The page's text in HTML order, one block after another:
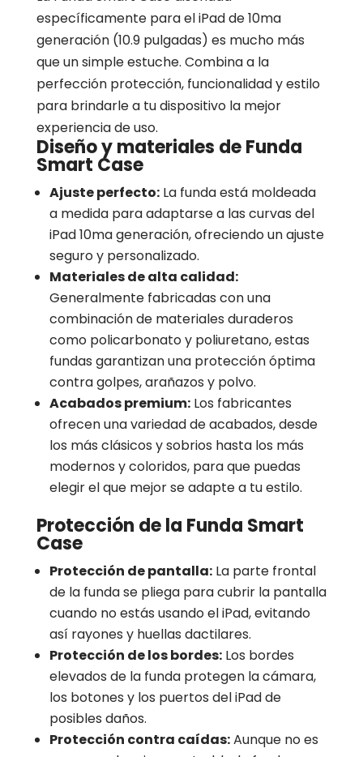
específicamente para el iPad de 10ma
generación (10.9 pulgadas) es mucho más
que un simple estuche. Combina a la
perfección protección, funcionalidad y estilo
para brindarle a tu dispositivo la mejor
experiencia de uso.
Diseño y materiales de Funda
Smart Case
Ajuste perfecto:La funda está moldeada
a medida para adaptarse a las curvas del
iPad 10ma generación, ofreciendo un ajuste
seguro y personalizado.
Materiales de alta calidad:
Generalmente fabricadas con una
combinación de materiales duraderos
como policarbonato y poliuretano, estas
fundas garantizan una protección óptima
contra golpes, arañazos y polvo.
Acabados premium:Los fabricantes
ofrecen una variedad de acabados, desde
los más clásicos y sobrios hasta los más
modernos y coloridos, para que puedas
elegir el que mejor se adapte a tu estilo.
Protección de la Funda Smart
Case
Protección de pantalla:La parte frontal
de la funda se pliega para cubrir la pantalla
cuando no estás usando el iPad, evitando
así rayones y huellas dactilares.
Protección de los bordes:Los bordes
elevados de la funda protegen la cámara,
los botones y los puertos del iPad de
posibles daños.
Protección contra caídas:Aunque no es